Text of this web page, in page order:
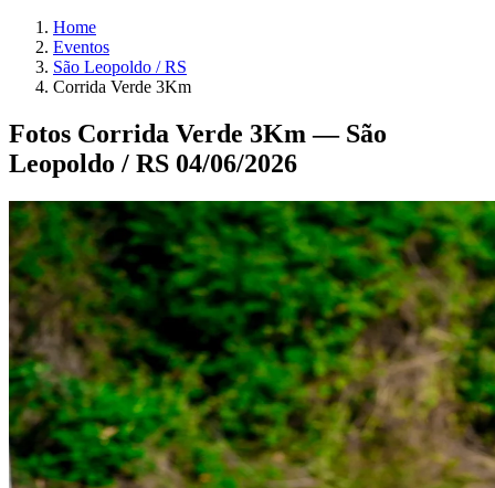
Home
Eventos
São Leopoldo / RS
Corrida Verde 3Km
Fotos Corrida Verde 3Km — São
Leopoldo / RS 04/06/2026